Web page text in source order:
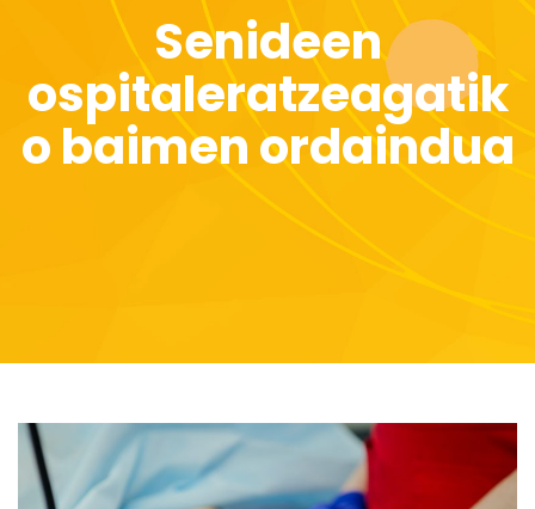
Senideen
ospitaleratzeagatik
o baimen ordaindua